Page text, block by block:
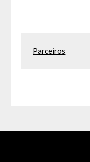
Parceiros